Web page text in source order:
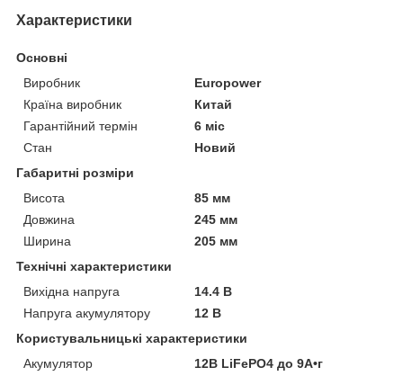
Характеристики
Основні
Виробник
Europower
Країна виробник
Китай
Гарантійний термін
6 міс
Стан
Новий
Габаритні розміри
Висота
85 мм
Довжина
245 мм
Ширина
205 мм
Технічні характеристики
Вихідна напруга
14.4 В
Напруга акумулятору
12 В
Користувальницькі характеристики
Акумулятор
12В LiFePO4 до 9А•г